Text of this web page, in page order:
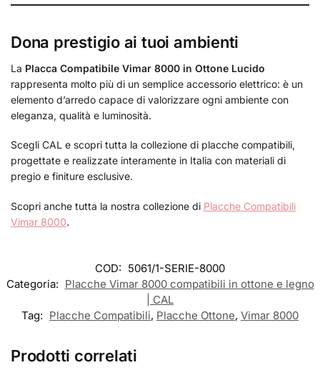
Dona prestigio ai tuoi ambienti
La Placca Compatibile Vimar 8000 in Ottone Lucido
rappresenta molto più di un semplice accessorio elettrico: è un
elemento d’arredo capace di valorizzare ogni ambiente con
eleganza, qualità e luminosità.
Scegli CAL e scopri tutta la collezione di placche compatibili,
progettate e realizzate interamente in Italia con materiali di
pregio e finiture esclusive.
Scopri anche tutta la nostra collezione di Placche Compatibili
Vimar 8000.
COD: 5061/1-SERIE-8000
Categoria: Placche Vimar 8000 compatibili in ottone e legno
| CAL
Tag: Placche Compatibili, Placche Ottone, Vimar 8000
Prodotti correlati